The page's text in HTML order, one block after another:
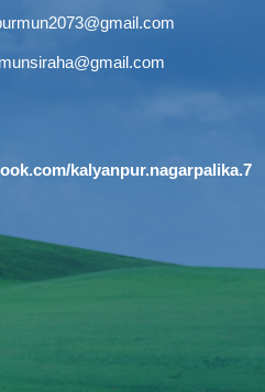
kalyanpur.nagarpalika.7